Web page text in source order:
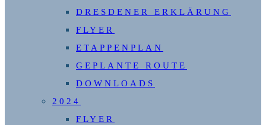
DRESDENER ERKLÄRUNG
FLYER
ETAPPENPLAN
GEPLANTE ROUTE
DOWNLOADS
2024
FLYER